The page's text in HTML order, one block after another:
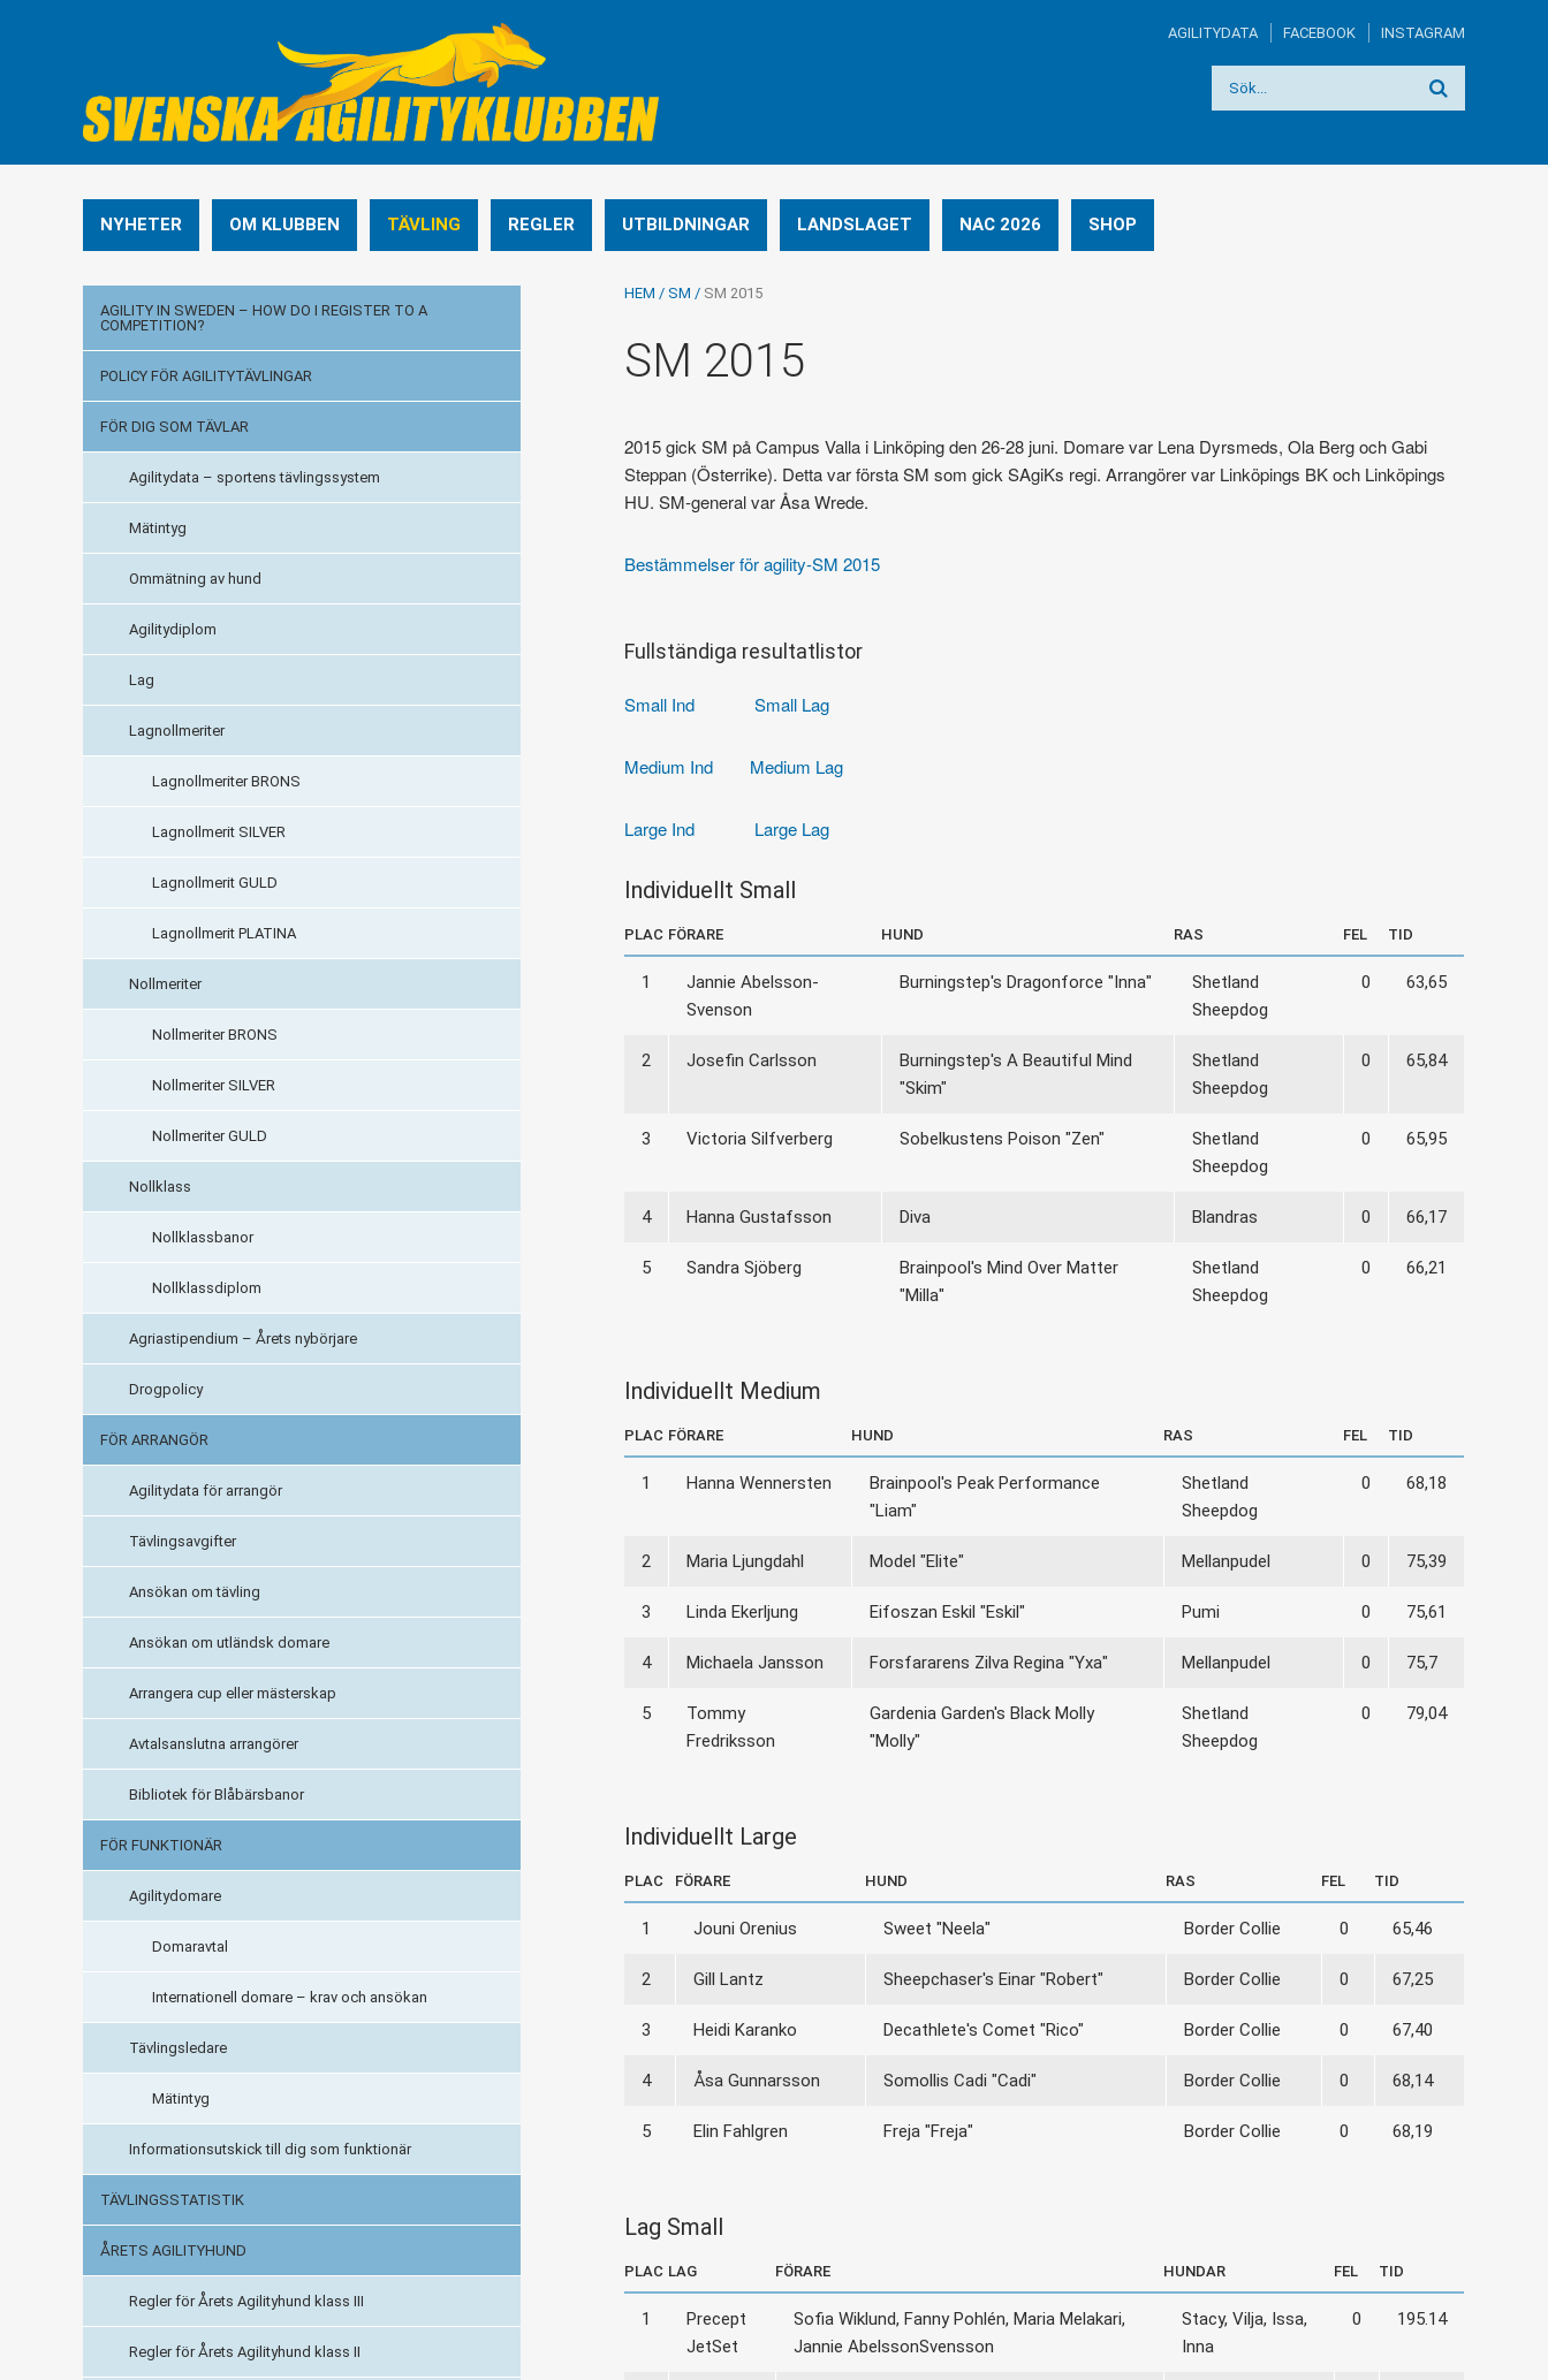
AGILITYDATA FACEBOOK INSTAGRAM
NYHETER OM KLUBBEN TÄVLING REGLER UTBILDNINGAR LANDSLAGET NAC 2026 SHOP
AGILITY IN SWEDEN – HOW DO I REGISTER TO A
COMPETITION?
POLICY FÖR AGILITYTÄVLINGAR
FÖR DIG SOM TÄVLAR
Agilitydata – sportens tävlingssystem
Mätintyg
Ommätning av hund
Agilitydiplom
Lag
Lagnollmeriter
Lagnollmeriter BRONS
Lagnollmerit SILVER
Lagnollmerit GULD
Lagnollmerit PLATINA
Nollmeriter
Nollmeriter BRONS
Nollmeriter SILVER
Nollmeriter GULD
Nollklass
Nollklassbanor
Nollklassdiplom
Agriastipendium – Årets nybörjare
Drogpolicy
FÖR ARRANGÖR
Agilitydata för arrangör
Tävlingsavgifter
Ansökan om tävling
Ansökan om utländsk domare
Arrangera cup eller mästerskap
Avtalsanslutna arrangörer
Bibliotek för Blåbärsbanor
FÖR FUNKTIONÄR
Agilitydomare
Domaravtal
Internationell domare – krav och ansökan
Tävlingsledare
Mätintyg
Informationsutskick till dig som funktionär
TÄVLINGSSTATISTIK
ÅRETS AGILITYHUND
Regler för Årets Agilityhund klass III
Regler för Årets Agilityhund klass II
HEM / SM / SM 2015
SM 2015
2015 gick SM på Campus Valla i Linköping den 26-28 juni. Domare var Lena Dyrsmeds, Ola Berg och Gabi
Steppan (Österrike). Detta var första SM som gick SAgiKs regi. Arrangörer var Linköpings BK och Linköpings
HU. SM-general var Åsa Wrede.
Bestämmelser för agility-SM 2015
Fullständiga resultatlistor
Small Ind Small Lag
Medium Ind Medium Lag
Large Ind Large Lag
Individuellt Small
PLAC FÖRARE HUND RAS FEL TID
1
Jannie Abelsson-
Svenson
Burningstep's Dragonforce "Inna"
Shetland
Sheepdog
0 63,65
2 Josefin Carlsson
Burningstep's A Beautiful Mind
"Skim"
Shetland
Sheepdog
0 65,84
3 Victoria Silfverberg Sobelkustens Poison "Zen"
Shetland
Sheepdog
0 65,95
4 Hanna Gustafsson Diva Blandras 0 66,17
5 Sandra Sjöberg
Brainpool's Mind Over Matter
"Milla"
Shetland
Sheepdog
0 66,21
Individuellt Medium
PLAC FÖRARE HUND RAS FEL TID
1 Hanna Wennersten
Brainpool's Peak Performance
"Liam"
Shetland
Sheepdog
0 68,18
2 Maria Ljungdahl Model "Elite" Mellanpudel 0 75,39
3 Linda Ekerljung Eifoszan Eskil "Eskil" Pumi 0 75,61
4 Michaela Jansson Forsfararens Zilva Regina "Yxa" Mellanpudel 0 75,7
5
Tommy
Fredriksson
Gardenia Garden's Black Molly
"Molly"
Shetland
Sheepdog
0 79,04
Individuellt Large
PLAC FÖRARE HUND RAS FEL TID
1 Jouni Orenius Sweet "Neela" Border Collie 0 65,46
2 Gill Lantz Sheepchaser's Einar "Robert" Border Collie 0 67,25
3 Heidi Karanko Decathlete's Comet "Rico" Border Collie 0 67,40
4 Åsa Gunnarsson Somollis Cadi "Cadi" Border Collie 0 68,14
5 Elin Fahlgren Freja "Freja" Border Collie 0 68,19
Lag Small
PLAC LAG FÖRARE HUNDAR FEL TID
1
Precept
JetSet
Sofia Wiklund, Fanny Pohlén, Maria Melakari,
Jannie AbelssonSvensson
Stacy, Vilja, Issa,
Inna
0 195.14